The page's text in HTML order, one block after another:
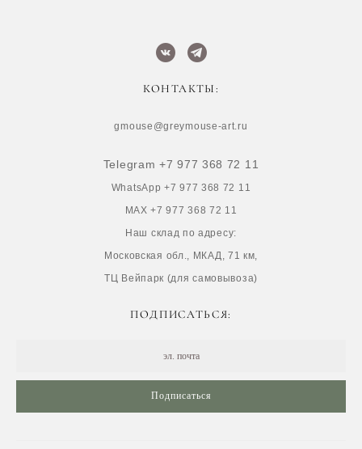
КОНТАКТЫ:
gmouse@greymouse-art.ru
Telegram +7 977 368 72 11
WhatsApp +7 977 368 72 11
MAX +7 977 368 72 11
Наш склад по адресу:
Московская обл., МКАД, 71 км,
ТЦ Вейпарк (для самовывоза)
ПОДПИСАТЬСЯ:
Подписаться